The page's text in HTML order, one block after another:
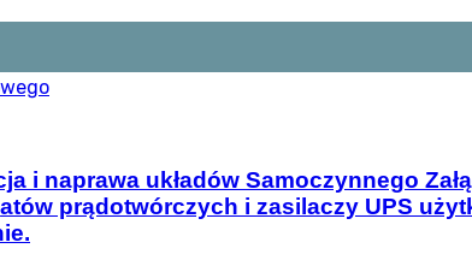
i naprawa układów Samoczynnego
prądotwórczych i zasilaczy UPS